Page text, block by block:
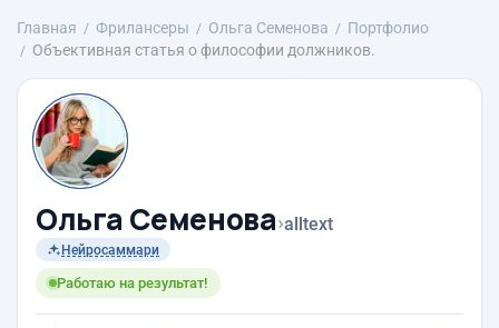
Главная Фрилансеры Ольга Семенова
Портфолио
Объективная статья о философии должников.
Ольга Семенова›alltext
Нейросаммари
Работаю на результат!